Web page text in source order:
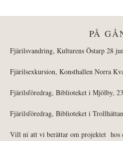
PÅ
Fjärilsvandring, Kulturens Östarp 28
Fjärilsexkursion, Konsthallen Norra
Fjärilsföredrag, Biblioteket i Mjölby,
Fjärilsföredrag, Biblioteket i
Vill ni att vi berättar om projektet hos